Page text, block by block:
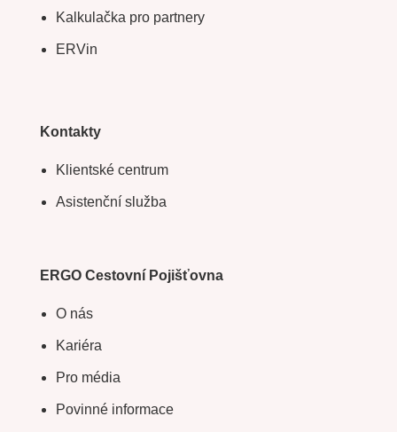
Kalkulačka pro partnery
ERVin
Kontakty
Klientské centrum
Asistenční služba
ERGO Cestovní Pojišťovna
O nás
Kariéra
Pro média
Povinné informace